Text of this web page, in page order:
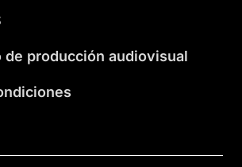
de producción audiovisual